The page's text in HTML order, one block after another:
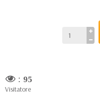
: 95
Visitatore